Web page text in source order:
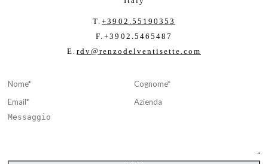
T. +39 02.55190353
F. +39 02.5465487
E. rdv@renzodelventisette.com